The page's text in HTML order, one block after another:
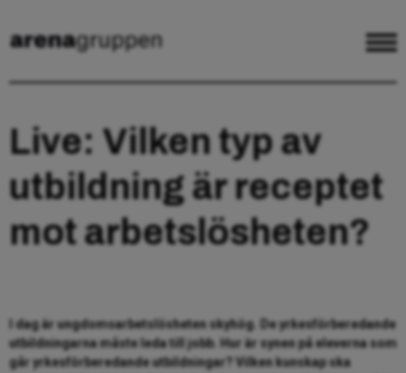
Live: Vilken typ av
utbildning är receptet
mot arbetslösheten?
I dag är ungdomsarbetslösheten skyhög. De yrkesförberedande
utbildningarna måste leda till jobb. Hur är synen på eleverna som
går yrkesförberedande utbildningar? Vilken kunskap ska